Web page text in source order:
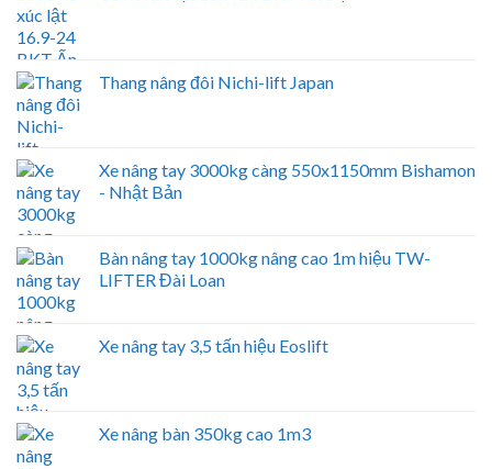
Thang nâng đôi Nichi-lift Japan
Xe nâng tay 3000kg càng 550x1150mm Bishamon
- Nhật Bản
Bàn nâng tay 1000kg nâng cao 1m hiệu TW-
LIFTER Đài Loan
Xe nâng tay 3,5 tấn hiệu Eoslift
Xe nâng bàn 350kg cao 1m3